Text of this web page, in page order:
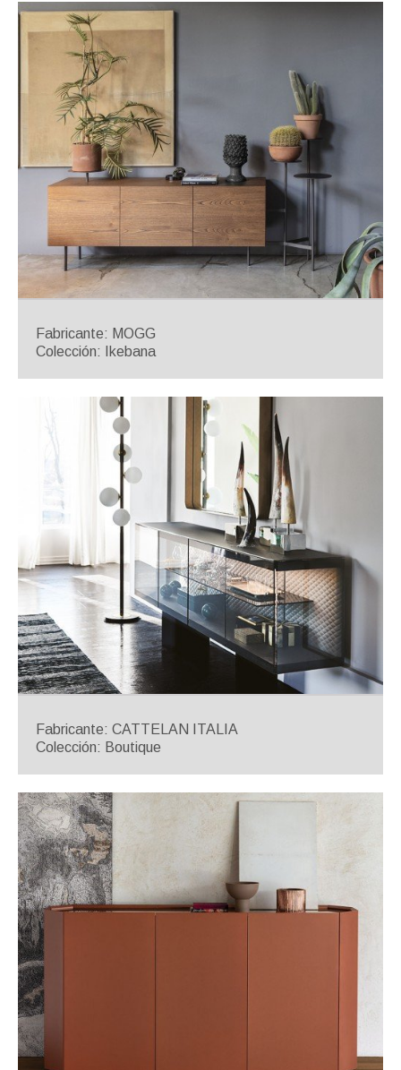
Fabricante: MOGG
Colección: Ikebana
Fabricante: CATTELAN ITALIA
Colección: Boutique